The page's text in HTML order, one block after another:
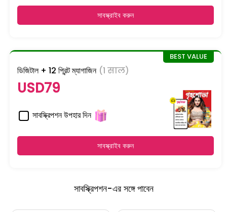
সাবস্ক্রাইব করুন
ডিজিটাল + 12 প্রিন্ট ম্যাগাজিন (1 साल)
USD79
সাবস্ক্রিপশন উপহার দিন
সাবস্ক্রাইব করুন
সাবস্ক্রিপশন-এর সঙ্গে পাবেন